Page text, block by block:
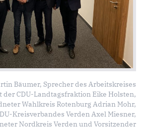
Bäumer, Sprecher des Arbeitskreises
der CDU-Landtagsfraktion Eike Holsten,
Wahlkreis Rotenburg Adrian Mohr,
Kreisverbandes Verden Axel Miesner,
Nordkreis Verden und Vorsitzender